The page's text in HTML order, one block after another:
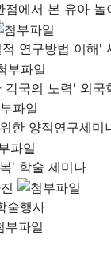
에서 본 유아
연구방법 이해'
국의 노력' 외국
한 양적연구세미
' 학술 세미나
술행사